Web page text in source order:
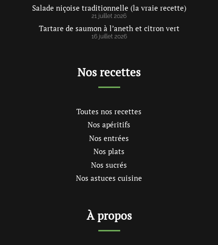
Salade niçoise traditionnelle (la vraie recette)
21 juillet 2026
Tartare de saumon à l’aneth et citron vert
16 juillet 2026
Nos recettes
Toutes nos recettes
Nos apéritifs
Nos entrées
Nos plats
Nos sucrés
Nos astuces cuisine
À propos